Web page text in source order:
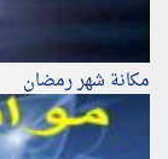
مكانة شهر رمضان